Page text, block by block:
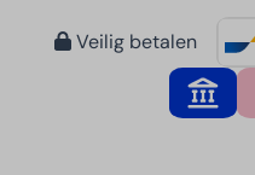
Veilig betalen